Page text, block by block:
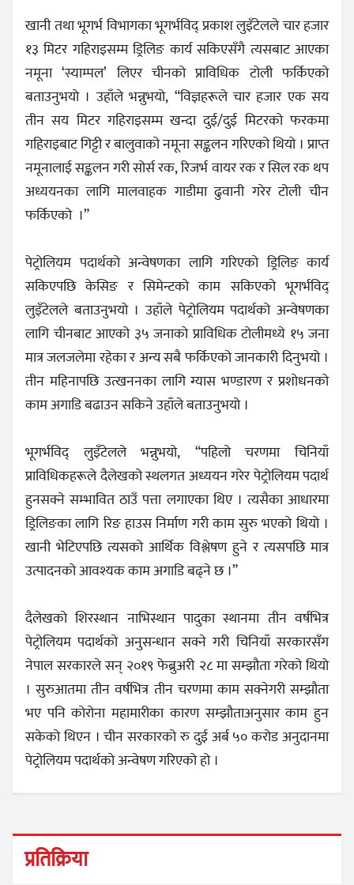
खानी तथा भूगर्भ विभागका भूगर्भविद् प्रकाश लुइँटेलले चार हजार
१३ मिटर गहिराइसम्म ड्रिलिङ कार्य सकिएसँगै त्यसबाट आएका
नमूना ‘स्याम्पल’ लिएर चीनको प्राविधिक टोली फर्किएको
बताउनुभयो । उहाँले भन्नुभयो, “विज्ञहरूले चार हजार एक सय
तीन सय मिटर गहिराइसम्म खन्दा दुई/दुई मिटरको फरकमा
गहिराइबाट गिट्टी र बालुवाको नमूना सङ्कलन गरिएको थियो । प्राप्त
नमूनालाई सङ्कलन गरी सोर्स रक, रिजर्भ वायर रक र सिल रक थप
अध्ययनका लागि मालवाहक गाडीमा ढुवानी गरेर टोली चीन
फर्किएको ।”
पेट्रोलियम पदार्थको अन्वेषणका लागि गरिएको ड्रिलिङ कार्य
सकिएपछि केसिङ र सिमेन्टको काम सकिएको भूगर्भविद्
लुइँटेलले बताउनुभयो । उहाँले पेट्रोलियम पदार्थको अन्वेषणका
लागि चीनबाट आएको ३५ जनाको प्राविधिक टोलीमध्ये १५ जना
मात्र जलजलेमा रहेका र अन्य सबै फर्किएको जानकारी दिनुभयो ।
तीन महिनापछि उत्खननका लागि ग्यास भण्डारण र प्रशोधनको
काम अगाडि बढाउन सकिने उहाँले बताउनुभयो ।
भूगर्भविद् लुइँटेलले भन्नुभयो, “पहिलो चरणमा चिनियाँ
प्राविधिकहरूले दैलेखको स्थलगत अध्ययन गरेर पेट्रोलियम पदार्थ
हुनसक्ने सम्भावित ठाउँ पत्ता लगाएका थिए । त्यसैका आधारमा
ड्रिलिङका लागि रिङ हाउस निर्माण गरी काम सुरु भएको थियो ।
खानी भेटिएपछि त्यसको आर्थिक विश्लेषण हुने र त्यसपछि मात्र
उत्पादनको आवश्यक काम अगाडि बढ्ने छ ।”
दैलेखको शिरस्थान नाभिस्थान पादुका स्थानमा तीन वर्षभित्र
पेट्रोलियम पदार्थको अनुसन्धान सक्ने गरी चिनियाँ सरकारसँग
नेपाल सरकारले सन् २०१९ फेब्रुअरी २८ मा सम्झौता गरेको थियो
। सुरुआतमा तीन वर्षभित्र तीन चरणमा काम सक्नेगरी सम्झौता
भए पनि कोरोना महामारीका कारण सम्झौताअनुसार काम हुन
सकेको थिएन । चीन सरकारको रु दुई अर्ब ५० करोड अनुदानमा
पेट्रोलियम पदार्थको अन्वेषण गरिएको हो ।
प्रतिक्रिया